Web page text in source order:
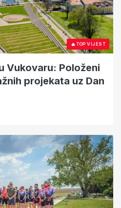
🔥TOP VIJEST
Vukovaru: Položeni
projekata uz Dan